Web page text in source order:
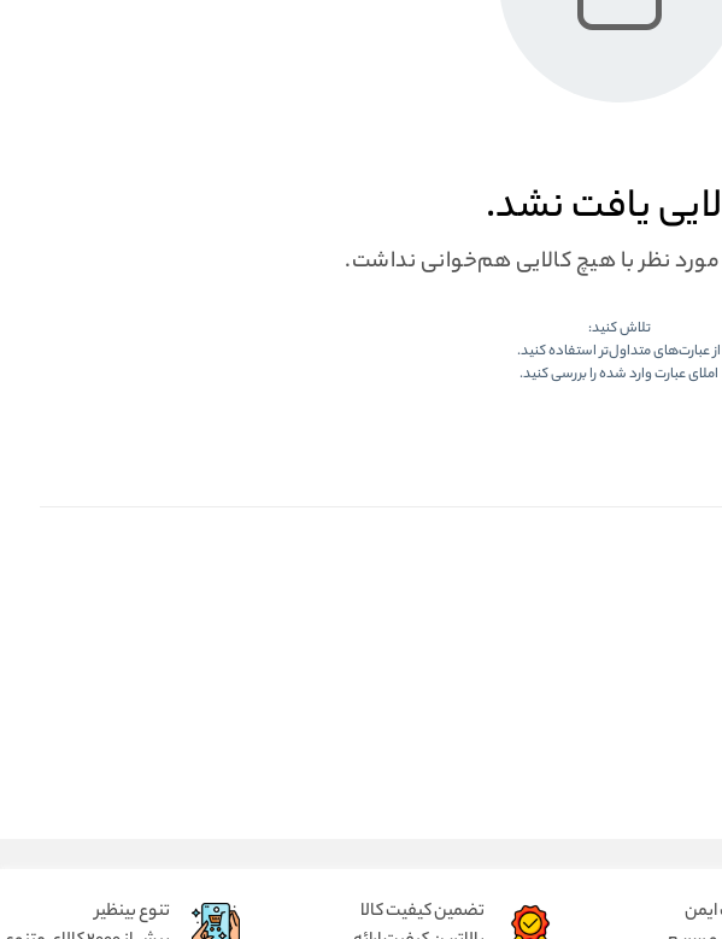
یافت نشد.
نظر با هیچ کالایی هم‌خوانی نداشت.
تلاش کنید:
از عبارت‌های متداول‌تر استفاده کنید.
املای عبارت وارد شده را بررسی کنید.
تضمین کیفیت کالا
تنوع بینظیر